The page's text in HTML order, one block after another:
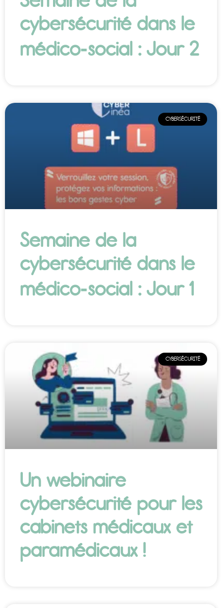
cybersécurité dans le
médico‑social : Jour 2
CYBERSÉCURITÉ
Semaine de la
cybersécurité dans le
médico‑social : Jour 1
CYBERSÉCURITÉ
Un webinaire
cybersécurité pour les
cabinets médicaux et
paramédicaux !